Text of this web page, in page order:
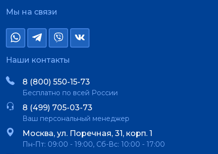
Мы на связи
Наши контакты
8 (800) 550-15-73
Бесплатно по всей России
8 (499) 705-03-73
Ваш персональный менеджер
Москва, ул. Поречная, 31, корп. 1
Пн-Пт: 09:00 - 19:00, Сб-Вс: 10:00 - 17:00